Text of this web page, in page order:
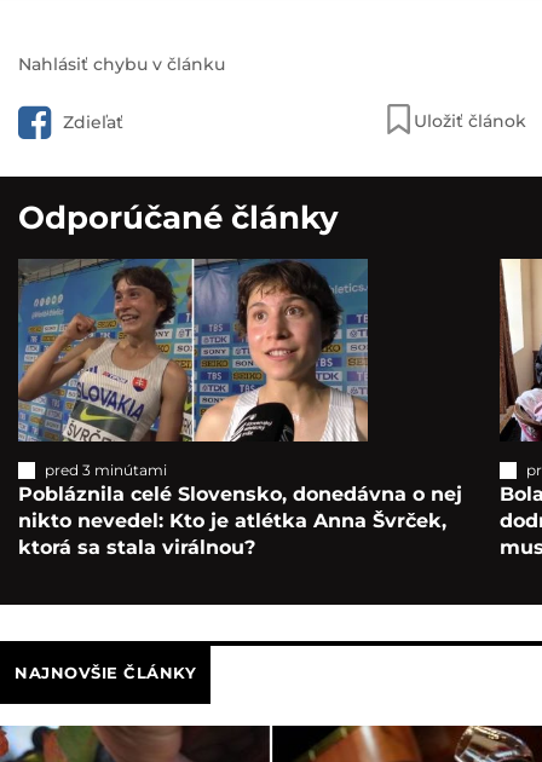
Nahlásiť chybu v článku
Zdieľať Uložiť článok
Odporúčané články
pred 3 minútami
Pobláznila celé Slovensko, donedávna o nej
nikto nevedel: Kto je atlétka Anna Švrček,
ktorá sa stala virálnou?
NAJNOVŠIE ČLÁNKY